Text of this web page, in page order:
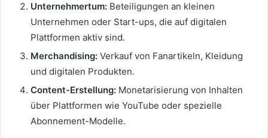
Unternehmertum: Beteiligungen an kleinen
Unternehmen oder Start-ups, die auf digitalen
Plattformen aktiv sind.
Merchandising: Verkauf von Fanartikeln, Kleidung
und digitalen Produkten.
Content-Erstellung: Monetarisierung von Inhalten
über Plattformen wie YouTube oder spezielle
Abonnement-Modelle.